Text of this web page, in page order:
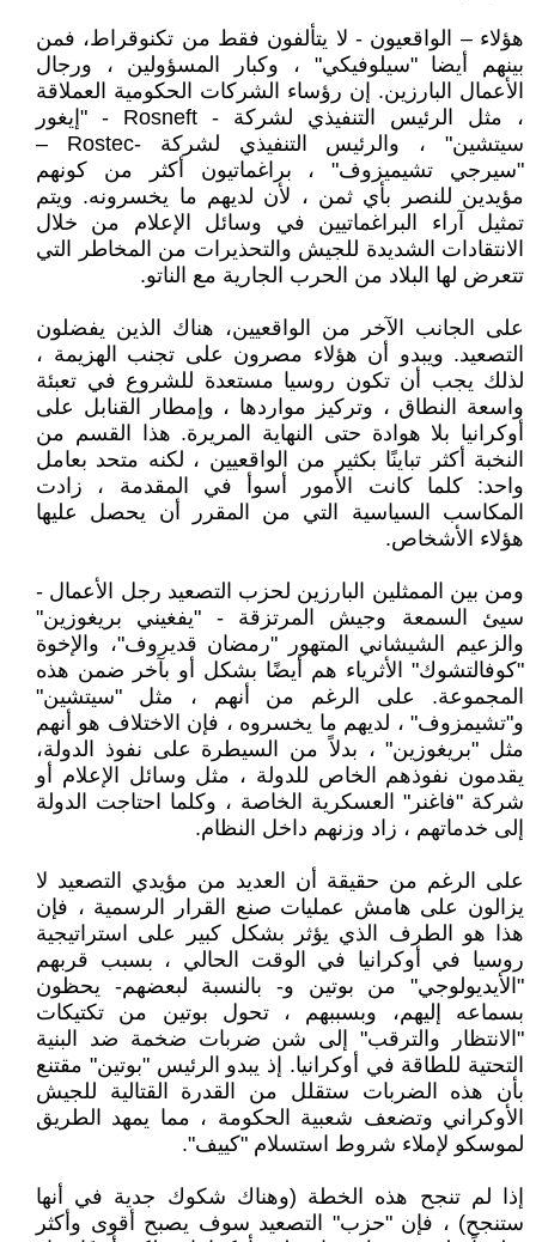
هؤلاء – الواقعيون - لا يتألفون فقط من تكنوقراط، فمن
بينهم أيضا "سيلوفيكي" ، وكبار المسؤولين ، ورجال
الأعمال البارزين. إن رؤساء الشركات الحكومية العملاقة
، مثل الرئيس التنفيذي لشركة - Rosneft - "إيغور
سيتشين" ، والرئيس التنفيذي لشركة -Rostec –
"سيرجي تشيميزوف" ، براغماتيون أكثر من كونهم
مؤيدين للنصر بأي ثمن ، لأن لديهم ما يخسرونه. ويتم
تمثيل آراء البراغماتيين في وسائل الإعلام من خلال
الانتقادات الشديدة للجيش والتحذيرات من المخاطر التي
تتعرض لها البلاد من الحرب الجارية مع الناتو.
على الجانب الآخر من الواقعيين، هناك الذين يفضلون
التصعيد. ويبدو أن هؤلاء مصرون على تجنب الهزيمة ،
لذلك يجب أن تكون روسيا مستعدة للشروع في تعبئة
واسعة النطاق ، وتركيز مواردها ، وإمطار القنابل على
أوكرانيا بلا هوادة حتى النهاية المريرة. هذا القسم من
النخبة أكثر تباينًا بكثير من الواقعيين ، لكنه متحد بعامل
واحد: كلما كانت الأمور أسوأ في المقدمة ، زادت
المكاسب السياسية التي من المقرر أن يحصل عليها
هؤلاء الأشخاص.
ومن بين الممثلين البارزين لحزب التصعيد رجل الأعمال -
سيئ السمعة وجيش المرتزقة - "يفغيني بريغوزين"
والزعيم الشيشاني المتهور "رمضان قديروف"، والإخوة
"كوفالتشوك" الأثرياء هم أيضًا بشكل أو بآخر ضمن هذه
المجموعة. على الرغم من أنهم ، مثل "سيتشين"
و"تشيمزوف" ، لديهم ما يخسروه ، فإن الاختلاف هو أنهم
مثل "بريغوزين" ، بدلاً من السيطرة على نفوذ الدولة،
يقدمون نفوذهم الخاص للدولة ، مثل وسائل الإعلام أو
شركة "فاغنر" العسكرية الخاصة ، وكلما احتاجت الدولة
إلى خدماتهم ، زاد وزنهم داخل النظام.
على الرغم من حقيقة أن العديد من مؤيدي التصعيد لا
يزالون على هامش عمليات صنع القرار الرسمية ، فإن
هذا هو الطرف الذي يؤثر بشكل كبير على استراتيجية
روسيا في أوكرانيا في الوقت الحالي ، بسبب قربهم
"الأيديولوجي" من بوتين و- بالنسبة لبعضهم- يحظون
بسماعه إليهم، وبسببهم ، تحول بوتين من تكتيكات
"الانتظار والترقب" إلى شن ضربات ضخمة ضد البنية
التحتية للطاقة في أوكرانيا. إذ يبدو الرئيس "بوتين" مقتنع
بأن هذه الضربات ستقلل من القدرة القتالية للجيش
الأوكراني وتضعف شعبية الحكومة ، مما يمهد الطريق
لموسكو لإملاء شروط استسلام "كييف".
إذا لم تنجح هذه الخطة (وهناك شكوك جدية في أنها
ستنجح) ، فإن "حزب" التصعيد سوف يصبح أقوى وأكثر